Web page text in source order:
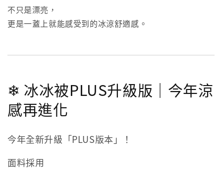
不只是漂亮，
更是一蓋上就能感受到的冰涼舒適感。
❄ 冰冰被PLUS升級版｜今年涼
感再進化
今年全新升級「PLUS版本」！
面料採用